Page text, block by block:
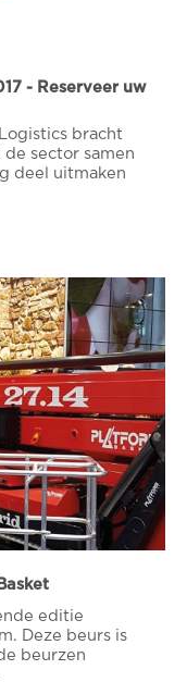
- Reserveer uw
bracht
de sector samen
deel uitmaken
editie
Deze beurs is
beurzen